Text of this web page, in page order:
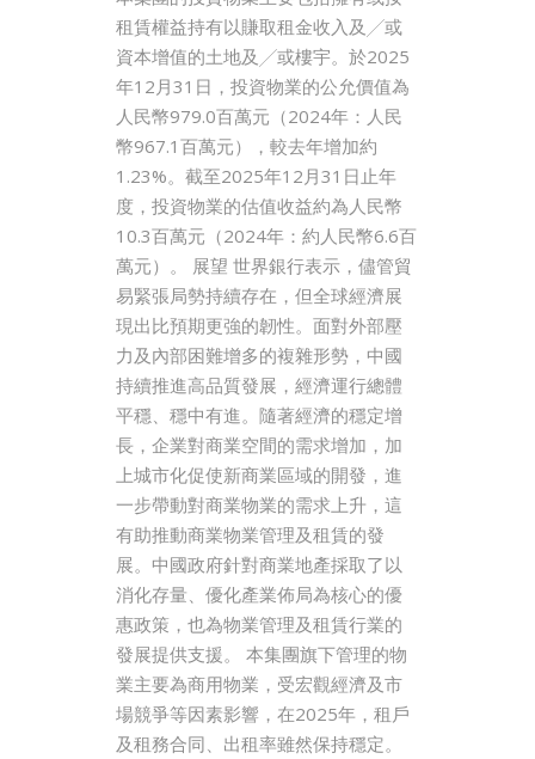
租賃權益持有以賺取租金收入及╱或
資本增值的土地及╱或樓宇。於2025
年12月31日，投資物業的公允價值為
人民幣979.0百萬元（2024年：人民
幣967.1百萬元），較去年增加約
1.23%。截至2025年12月31日止年
度，投資物業的估值收益約為人民幣
10.3百萬元（2024年：約人民幣6.6百
萬元）。 展望 世界銀行表示，儘管貿
易緊張局勢持續存在，但全球經濟展
現出比預期更強的韌性。面對外部壓
力及內部困難增多的複雜形勢，中國
持續推進高品質發展，經濟運行總體
平穩、穩中有進。隨著經濟的穩定增
長，企業對商業空間的需求增加，加
上城市化促使新商業區域的開發，進
一步帶動對商業物業的需求上升，這
有助推動商業物業管理及租賃的發
展。中國政府針對商業地產採取了以
消化存量、優化產業佈局為核心的優
惠政策，也為物業管理及租賃行業的
發展提供支援。 本集團旗下管理的物
業主要為商用物業，受宏觀經濟及市
場競爭等因素影響，在2025年，租戶
及租務合同、出租率雖然保持穩定。